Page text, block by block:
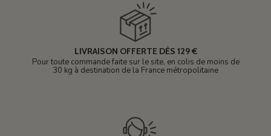
LIVRAISON OFFERTE DÈS 129 €
Pour toute commande faite sur le site, en colis de moins de
30 kg à destination de la France métropolitaine